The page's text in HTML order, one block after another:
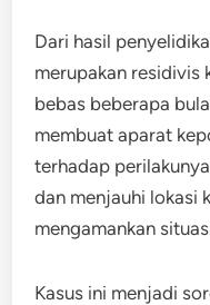
Dari hasil
merupakan residivis
bebas beberapa
membuat aparat
terhadap
dan menjauhi lokasi
mengamankan
Kasus ini menjadi